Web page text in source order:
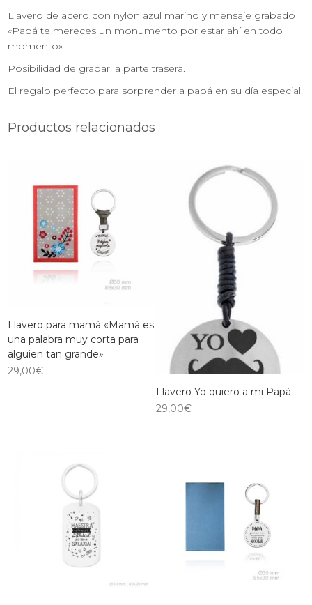
Llavero de acero con nylon azul marino y mensaje grabado
«Papá te mereces un monumento por estar ahí en todo
momento»
Posibilidad de grabar la parte trasera.
El regalo perfecto para sorprender a papá en su día especial.
Productos relacionados
Llavero para mamá «Mamá es
una palabra muy corta para
alguien tan grande»
29,00€
Llavero Yo quiero a mi Papá
29,00€